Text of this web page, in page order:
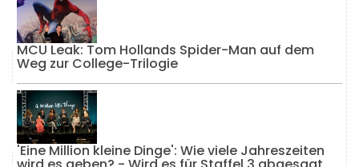
MCU Leak: Tom Hollands Spider-Man auf dem
Weg zur College-Trilogie
'Eine Million kleine Dinge': Wie viele Jahreszeiten